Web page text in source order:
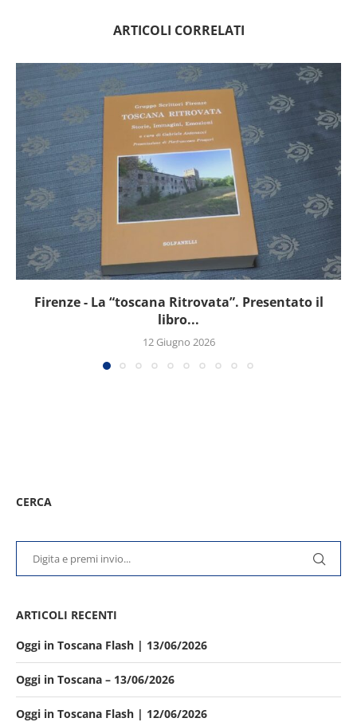
ARTICOLI CORRELATI
Firenze - La “toscana Ritrovata”. Presentato il
libro...
12 Giugno 2026
CERCA
ARTICOLI RECENTI
Oggi in Toscana Flash | 13/06/2026
Oggi in Toscana – 13/06/2026
Oggi in Toscana Flash | 12/06/2026